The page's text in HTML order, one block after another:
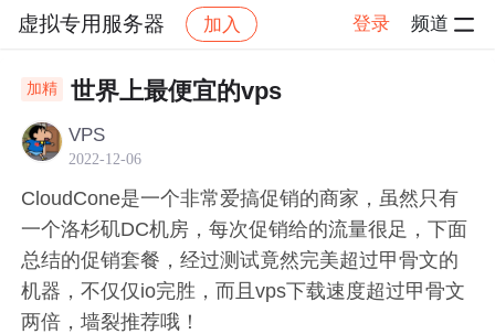
虚拟专用服务器 加入 登录 频道
社区 虚拟专用服务器
加精 世界上最便宜的vps
VPS
2022-12-06
CloudCone是一个非常爱搞促销的商家，虽然只有
一个洛杉矶DC机房，每次促销给的流量很足，下面
总结的促销套餐，经过测试竟然完美超过甲骨文的
机器，不仅仅io完胜，而且vps下载速度超过甲骨文
两倍，墙裂推荐哦！